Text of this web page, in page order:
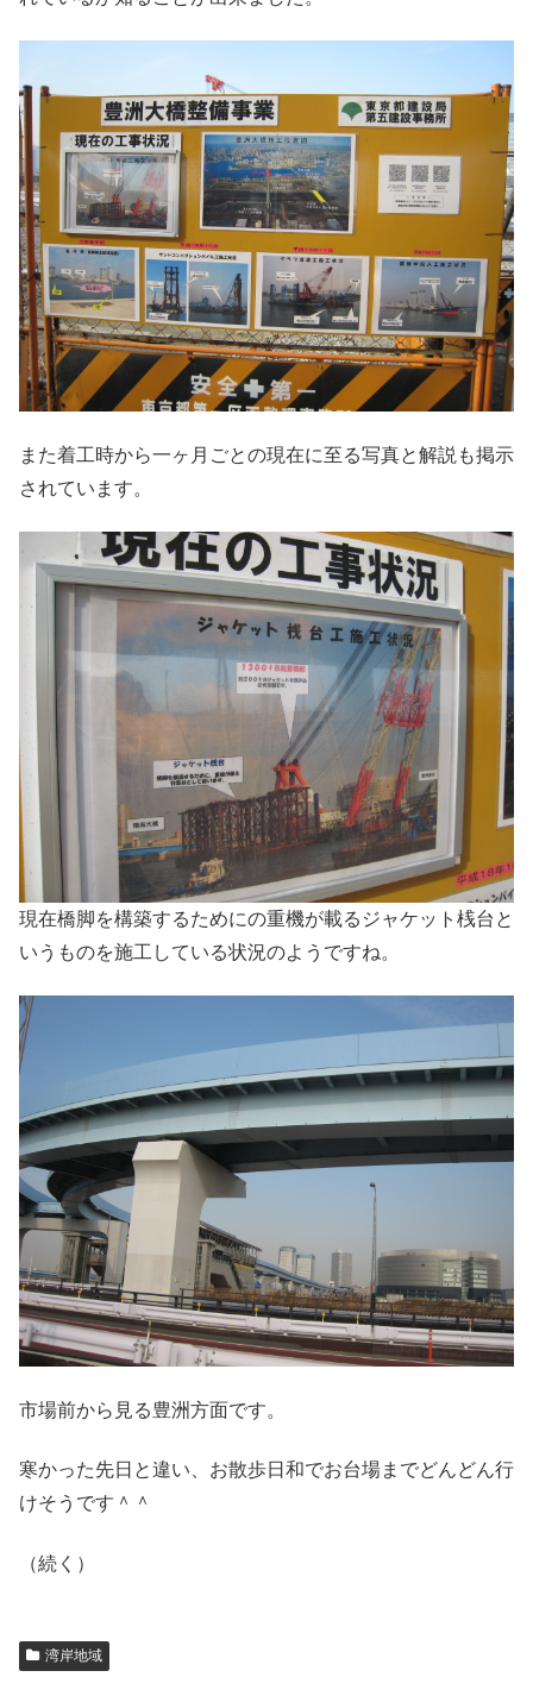
また着工時から一ヶ月ごとの現在に至る写真と解説も掲示
されています。
現在橋脚を構築するためにの重機が載るジャケット桟台と
いうものを施工している状況のようですね。
市場前から見る豊洲方面です。
寒かった先日と違い、お散歩日和でお台場までどんどん行
けそうです＾＾
（続く）
湾岸地域